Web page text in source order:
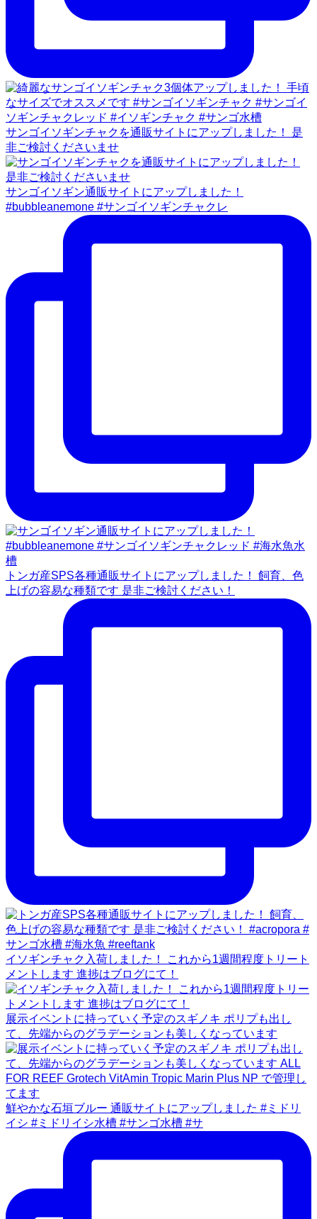
サンゴイソギンチャクを通販サイトにアップしました！ 是
非ご検討くださいませ
サンゴイソギン通販サイトにアップしました！
#bubbleanemone #サンゴイソギンチャクレ
トンガ産SPS各種通販サイトにアップしました！ 飼育、色
上げの容易な種類です 是非ご検討ください！
イソギンチャク入荷しました！ これから1週間程度トリート
メントします 進捗はブログにて！
展示イベントに持っていく予定のスギノキ ポリプも出し
て、先端からのグラデーションも美しくなっています
鮮やかな石垣ブルー 通販サイトにアップしました #ミドリ
イシ #ミドリイシ水槽 #サンゴ水槽 #サ